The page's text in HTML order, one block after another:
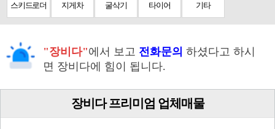
스키드로더 지게차 굴삭기 타이어 기타
"장비다"에서 보고 전화문의 하셨다고 하시
면 장비다에 힘이 됩니다.
장비다 프리미엄 업체매물